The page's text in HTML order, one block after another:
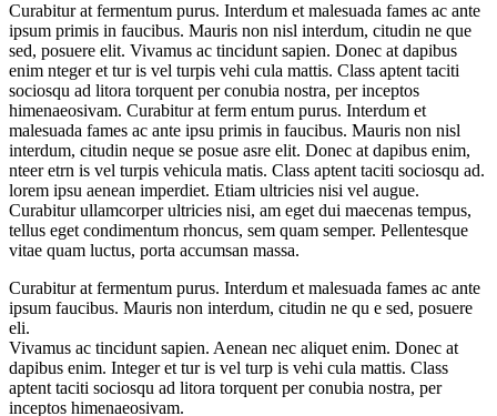
Curabitur at fermentum purus. Interdum et malesuada fames ac ante
ipsum primis in faucibus. Mauris non nisl interdum, citudin ne que
sed, posuere elit. Vivamus ac tincidunt sapien. Donec at dapibus
enim nteger et tur is vel turpis vehi cula mattis. Class aptent taciti
sociosqu ad litora torquent per conubia nostra, per inceptos
himenaeosivam. Curabitur at ferm entum purus. Interdum et
malesuada fames ac ante ipsu primis in faucibus. Mauris non nisl
interdum, citudin neque se posue asre elit. Donec at dapibus enim,
nteer etrn is vel turpis vehicula matis. Class aptent taciti sociosqu ad.
lorem ipsu aenean imperdiet. Etiam ultricies nisi vel augue.
Curabitur ullamcorper ultricies nisi, am eget dui maecenas tempus,
tellus eget condimentum rhoncus, sem quam semper. Pellentesque
vitae quam luctus, porta accumsan massa.
Curabitur at fermentum purus. Interdum et malesuada fames ac ante
ipsum faucibus. Mauris non interdum, citudin ne qu e sed, posuere
eli.
Vivamus ac tincidunt sapien. Aenean nec aliquet enim. Donec at
dapibus enim. Integer et tur is vel turp is vehi cula mattis. Class
aptent taciti sociosqu ad litora torquent per conubia nostra, per
inceptos himenaeosivam.